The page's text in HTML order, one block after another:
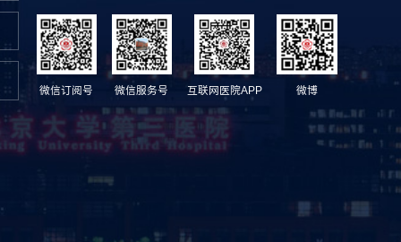
微信订阅号 微信服务号 互联网医院APP 微博